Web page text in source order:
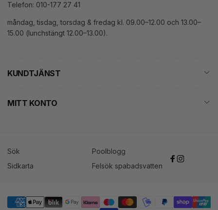
Telefon: 010-177 27 41
måndag, tisdag, torsdag & fredag kl. 09.00–12.00 och 13.00–
15.00 (lunchstängt 12.00–13.00).
KUNDTJÄNST
MITT KONTO
Sök
Poolblogg
Sidkarta
Felsök spabadsvatten Facebook
Instagram